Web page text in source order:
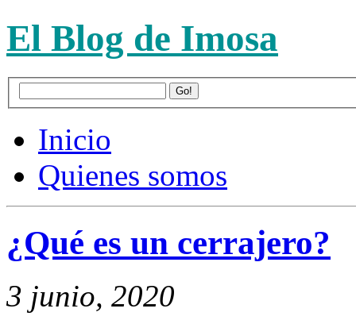
El Blog de Imosa
Inicio
Quienes somos
¿Qué es un cerrajero?
3 junio, 2020